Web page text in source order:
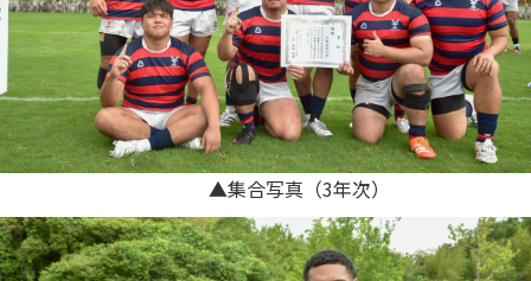
▲集合写真（3年次）